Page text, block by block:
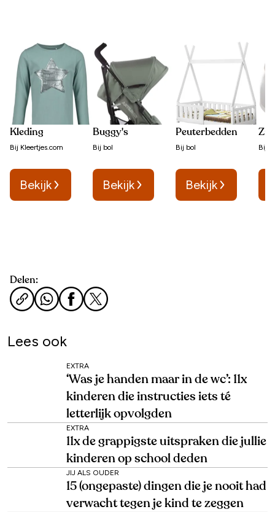
Kleding
Bij Kleertjes.com
Bekijk
Buggy's
Bij bol
Bekijk
Peuterbedden
Bij bol
Bekijk
Bij
Delen:
Lees ook
EXTRA
‘Was je handen maar in de wc’: 11x
kinderen die instructies iets té
letterlijk opvolgden
EXTRA
11x de grappigste uitspraken die jullie
kinderen op school deden
JIJ ALS OUDER
15 (ongepaste) dingen die je nooit had
verwacht tegen je kind te zeggen